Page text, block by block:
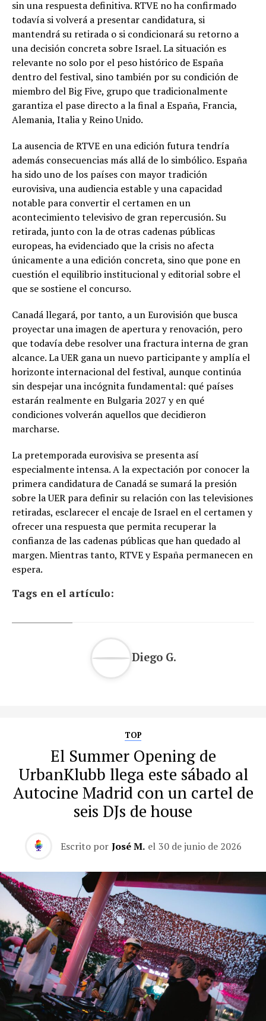
sin una respuesta definitiva. RTVE no ha confirmado
todavía si volverá a presentar candidatura, si
mantendrá su retirada o si condicionará su retorno a
una decisión concreta sobre Israel. La situación es
relevante no solo por el peso histórico de España
dentro del festival, sino también por su condición de
miembro del Big Five, grupo que tradicionalmente
garantiza el pase directo a la final a España, Francia,
Alemania, Italia y Reino Unido.
La ausencia de RTVE en una edición futura tendría
además consecuencias más allá de lo simbólico. España
ha sido uno de los países con mayor tradición
eurovisiva, una audiencia estable y una capacidad
notable para convertir el certamen en un
acontecimiento televisivo de gran repercusión. Su
retirada, junto con la de otras cadenas públicas
europeas, ha evidenciado que la crisis no afecta
únicamente a una edición concreta, sino que pone en
cuestión el equilibrio institucional y editorial sobre el
que se sostiene el concurso.
Canadá llegará, por tanto, a un Eurovisión que busca
proyectar una imagen de apertura y renovación, pero
que todavía debe resolver una fractura interna de gran
alcance. La UER gana un nuevo participante y amplía el
horizonte internacional del festival, aunque continúa
sin despejar una incógnita fundamental: qué países
estarán realmente en Bulgaria 2027 y en qué
condiciones volverán aquellos que decidieron
marcharse.
La pretemporada eurovisiva se presenta así
especialmente intensa. A la expectación por conocer la
primera candidatura de Canadá se sumará la presión
sobre la UER para definir su relación con las televisiones
retiradas, esclarecer el encaje de Israel en el certamen y
ofrecer una respuesta que permita recuperar la
confianza de las cadenas públicas que han quedado al
margen. Mientras tanto, RTVE y España permanecen en
espera.
Tags en el artículo:
Diego G.
TOP
El Summer Opening de
UrbanKlubb llega este sábado al
Autocine Madrid con un cartel de
seis DJs de house
Escrito por José M. el 30 de junio de 2026